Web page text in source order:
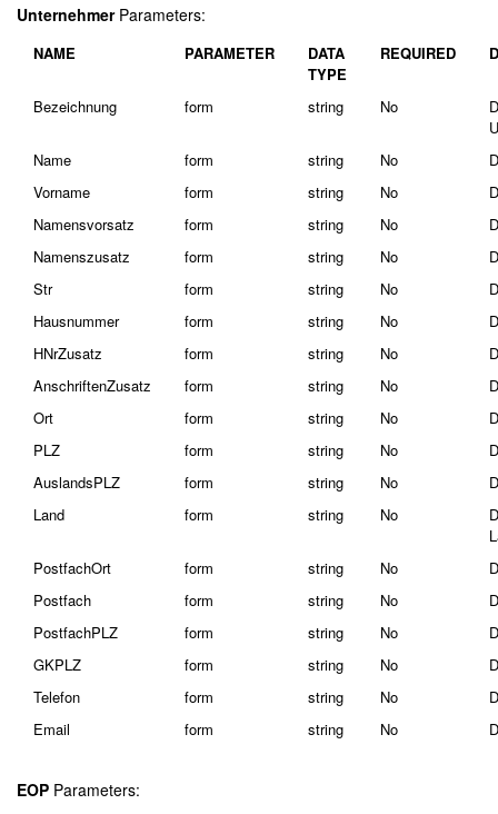
UnternehmerParameters:
NAME PARAMETER
DATA
TYPE
REQUIRED
Bezeichnung form string No
Name
form string No
Vorname
form string No
Namensvorsatz
form string No
Namenszusatz
form string No
Str
form string No
Hausnummer
form string No
HNrZusatz
form string No
AnschriftenZusatz
form string No
Ort
form string No
PLZ
form string No
AuslandsPLZ
form string No
Land
form string No
PostfachOrt
form string No
Postfach
form string No
PostfachPLZ
form string No
GKPLZ
form string No
Telefon
form string No
Email
form string No
EOP Parameters: